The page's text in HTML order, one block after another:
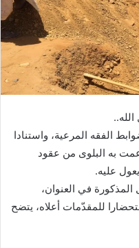
الفقه المرعية، واستنادا
به البلوى من عقود
عليه.
المذكورة في العنوان،
للمقدّمات أعلاه، يتضح